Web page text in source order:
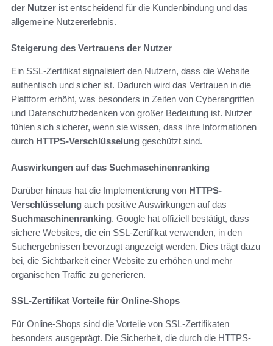
der Nutzer ist entscheidend für die Kundenbindung und das
allgemeine Nutzererlebnis.
Steigerung des Vertrauens der Nutzer
Ein SSL-Zertifikat signalisiert den Nutzern, dass die Website
authentisch und sicher ist. Dadurch wird das Vertrauen in die
Plattform erhöht, was besonders in Zeiten von Cyberangriffen
und Datenschutzbedenken von großer Bedeutung ist. Nutzer
fühlen sich sicherer, wenn sie wissen, dass ihre Informationen
durch HTTPS-Verschlüsselung geschützt sind.
Auswirkungen auf das Suchmaschinenranking
Darüber hinaus hat die Implementierung von HTTPS-
Verschlüsselung auch positive Auswirkungen auf das
Suchmaschinenranking. Google hat offiziell bestätigt, dass
sichere Websites, die ein SSL-Zertifikat verwenden, in den
Suchergebnissen bevorzugt angezeigt werden. Dies trägt dazu
bei, die Sichtbarkeit einer Website zu erhöhen und mehr
organischen Traffic zu generieren.
SSL-Zertifikat Vorteile für Online-Shops
Für Online-Shops sind die Vorteile von SSL-Zertifikaten
besonders ausgeprägt. Die Sicherheit, die durch die HTTPS-